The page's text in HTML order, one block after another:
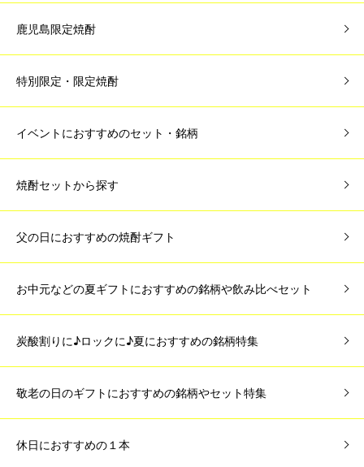
鹿児島限定焼酎
特別限定・限定焼酎
イベントにおすすめのセット・銘柄
焼酎セットから探す
父の日におすすめの焼酎ギフト
お中元などの夏ギフトにおすすめの銘柄や飲み比べセット
炭酸割りに♪ロックに♪夏におすすめの銘柄特集
敬老の日のギフトにおすすめの銘柄やセット特集
休日におすすめの１本